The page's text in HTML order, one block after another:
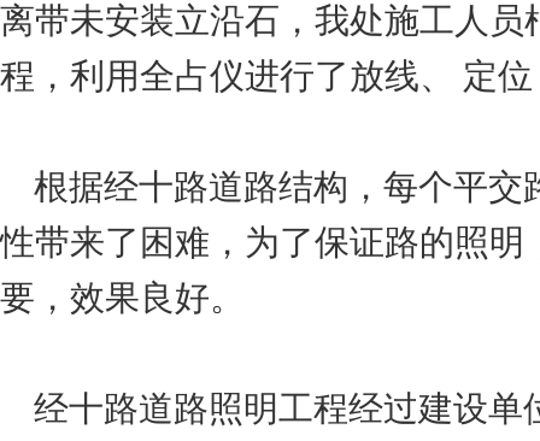
离带未安装立沿石，我处施工人
程，利用全占仪进行了放线、 定
根据经十路道路结构，每个平交
性带来了困难，为了保证路的照
要，效果良好。
经十路道路照明工程经过建设单